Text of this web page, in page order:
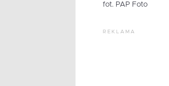
fot. PAP Foto
REKLAMA